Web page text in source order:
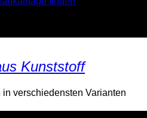
Kunststoff
verschiedensten Varianten